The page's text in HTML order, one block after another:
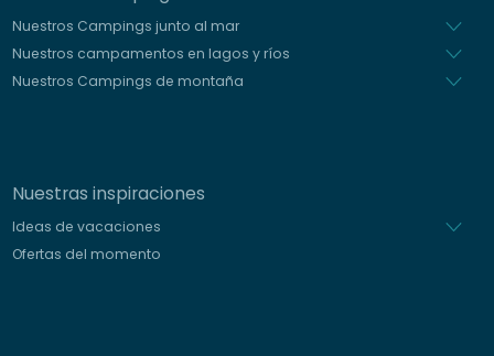
Nuestros Campings junto al mar
Nuestros campamentos en lagos y ríos
Nuestros Campings de montaña
Nuestras inspiraciones
Ideas de vacaciones
Ofertas del momento